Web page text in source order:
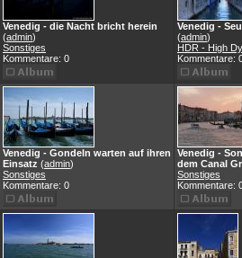
Venedig - die Nacht bricht herein
(admin)
Sonstiges
Kommentare: 0
Venedig -
(admin)
HDR - High
Kommentare:
Venedig - Gondeln warten auf ihren
Einsatz (admin)
Sonstiges
Kommentare: 0
Venedig -
dem Canal
Sonstiges
Kommentare: